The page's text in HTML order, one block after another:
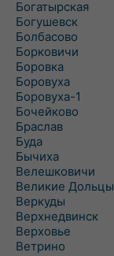
Богатырская
Богушевск
Болбасово
Борковичи
Боровка
Боровуха
Боровуха-1
Бочейково
Браслав
Буда
Бычиха
Велешковичи
Великие Дольцы
Веркуды
Верхнедвинск
Верховье
Ветрино